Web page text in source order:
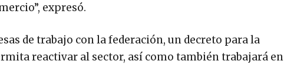
expresó.
de trabajo con la federación, un decreto para la
reactivar al sector, así como también trabajará en